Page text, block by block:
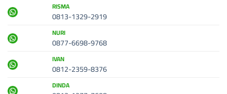
RISMA
0813-1329-2919
NURI
0877-6698-9768
IVAN
0812-2359-8376
DINDA